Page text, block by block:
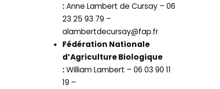
:Anne Lambert de Cursay – 06
23 25 93 79 –
alambertdecursay@fap.fr
Fédération Nationale
d’Agriculture Biologique
:William Lambert – 06 03 90 11
19 –